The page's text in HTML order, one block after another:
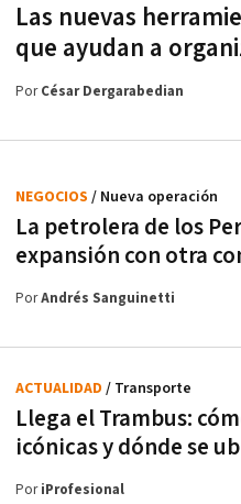
Las nuevas
que ayudan a
PorCésar Dergarabedian
La petrolera de los
expansión con otra
NEGOCIOS / Nueva operación
PorAndrés Sanguinetti
Llega el Trambus:
icónicas y dónde se
ACTUALIDAD / Transporte
PoriProfesional